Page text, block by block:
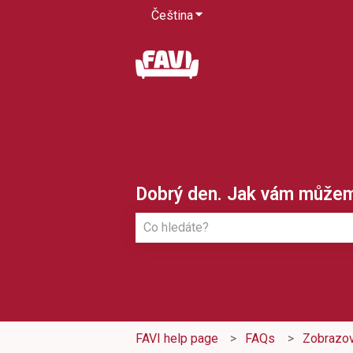
ČeštinaZobrazit podnabídku pro
Dobrý den. Jak vám
FAVI help page FAQs